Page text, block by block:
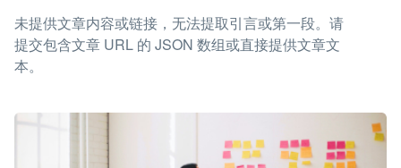
未提供文章内容或链接，无法提取引言或第一段。请
提交包含文章 URL 的 JSON 数组或直接提供文章文
本。